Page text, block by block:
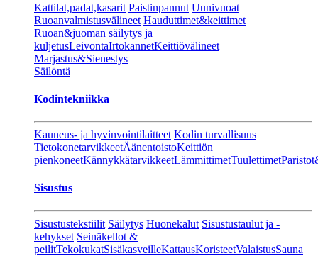
Kattilat,padat,kasarit Paistinpannut Uunivuoat
Ruoanvalmistusvälineet Hauduttimet&keittimet
Ruoan&juoman säilytys ja
kuljetusLeivontaIrtokannetKeittiövälineet
Marjastus&Sienestys
Säilöntä
Kodintekniikka
Kauneus- ja hyvinvointilaitteet Kodin turvallisuus
TietokonetarvikkeetÄänentoistoKeittiön
pienkoneetKännykkätarvikkeetLämmittimetTuulettimet
Sisustus
Sisustustekstiilit Säilytys Huonekalut Sisustustaulut ja -
kehykset Seinäkellot &
peilitTekokukatSisäkasveilleKattausKoristeetValaistusSauna